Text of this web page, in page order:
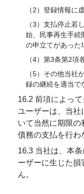
（2）登録情報に
（3）支払停止若
始、民事再生手続
の申立てがあった
（4）第3条第2項
（5）その他当社
録の継続を適当で
16.2 前項によっ
ユーザーは、当社
いて当然に期限の
債務の支払を行わ
16.3 当社は、本
ーザーに生じた
ん。